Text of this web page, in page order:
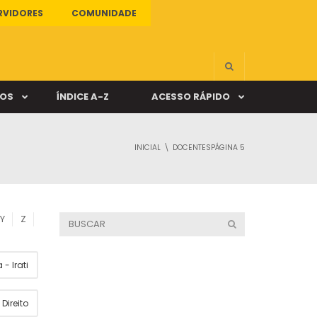
COMUNIDADE
ÍNDICE A-Z ACESSO RÁPIDO
INICIAL DOCENTESPÁGINA 5
Y Z
- Irati
Direito